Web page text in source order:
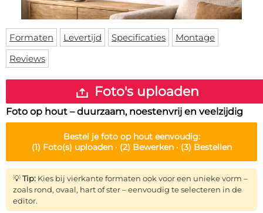
Deurmat
Vloermat
Skateboard deck
Over ons
Levertijden
Inloggen
WhatsApp
Formaten Levertijd Specificaties
Montage
Reviews
Foto's uploaden
Foto op hout – duurzaam, noestenvrij en veelzijdig
Bestel jefoto op houteenvoudig:
(1) Foto(s) uploaden · (2) Bewerken · (3) Bestellen
💡Tip: Kies bij vierkante formaten ook voor een unieke vorm –
zoals rond, ovaal, hart of ster – eenvoudig te selecteren in de
editor.